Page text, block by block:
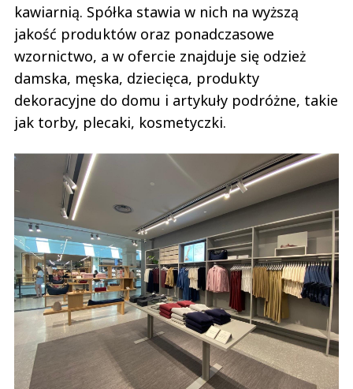
kawiarnią. Spółka stawia w nich na wyższą
jakość produktów oraz ponadczasowe
wzornictwo, a w ofercie znajduje się odzież
damska, męska, dziecięca, produkty
dekoracyjne do domu i artykuły podróżne, takie
jak torby, plecaki, kosmetyczki.